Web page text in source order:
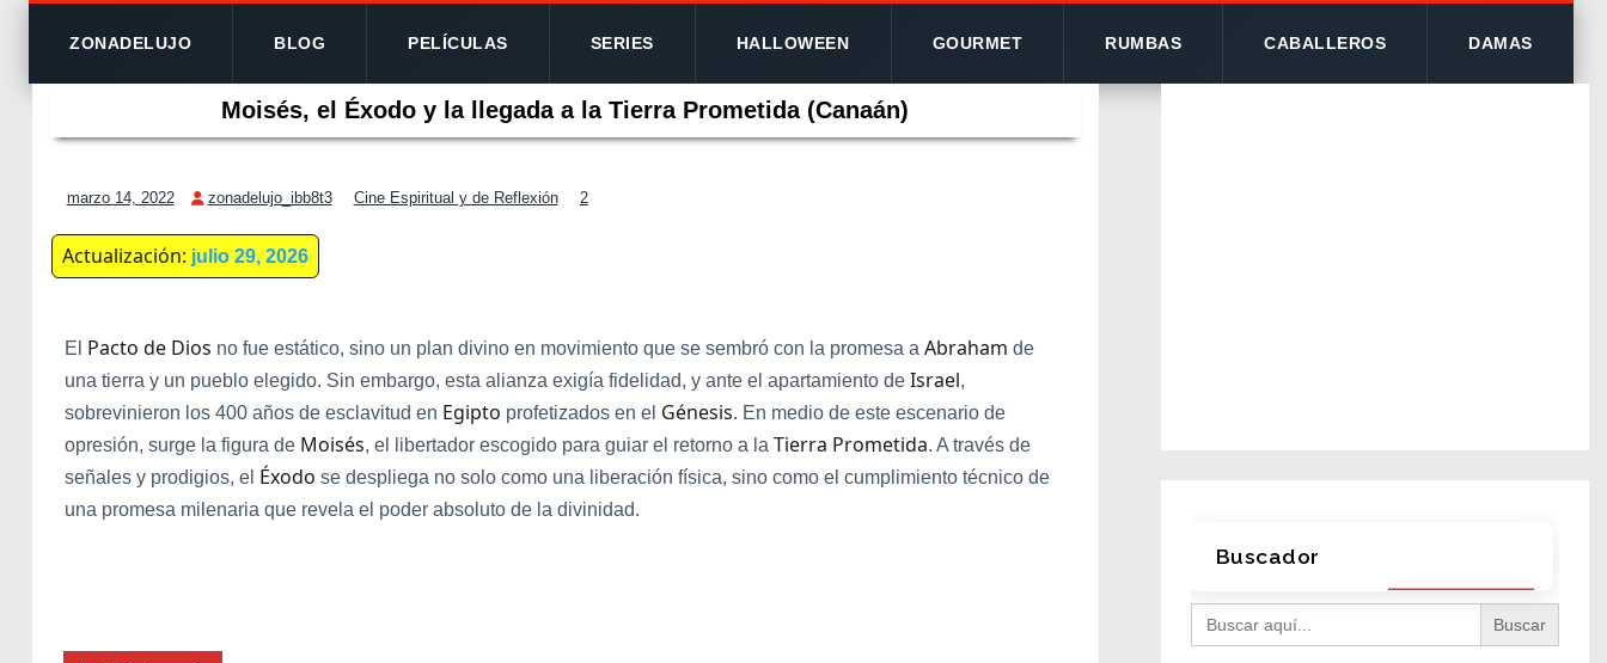
ZONADELUJO BLOG PELÍCULAS SERIES HALLOWEEN GOURMET RUMBAS CABALLEROS DAMAS
Moisés, el Éxodo y la llegada a la Tierra Prometida (Canaán)
marzo 14, 2022 zonadelujo_ibb8t3 Cine Espiritual y de Reflexión 2
Actualización: julio 29, 2026
El Pacto de Dios no fue estático, sino un plan divino en movimiento que se sembró con la promesa a Abraham de
una tierra y un pueblo elegido. Sin embargo, esta alianza exigía fidelidad, y ante el apartamiento de Israel,
sobrevinieron los 400 años de esclavitud en Egipto profetizados en el Génesis. En medio de este escenario de
opresión, surge la figura de Moisés, el libertador escogido para guiar el retorno a la Tierra Prometida. A través de
señales y prodigios, el Éxodo se despliega no solo como una liberación física, sino como el cumplimiento técnico de
una promesa milenaria que revela el poder absoluto de la divinidad.
Buscador
Search
for: